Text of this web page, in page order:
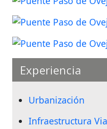
Experiencia
Urbanización
Infraestructura